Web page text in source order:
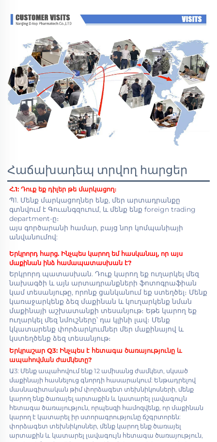
Հաճախադեպ տրվող հարցեր
Հ.1: Դուք եք դիլեր թե մարկացող։
Պ1. Մենք մարկացողներ ենք, մեր արտադրանքը
գտնվում է Գուանգզուում, և մենք ենք foreign trading
department-ը։
այս գործարանի համար, բայց նոր կոմպանիայի
անվանումով:
Երկրորդ հարց. Ինչպես կարող եմ հասկանալ, որ այս
մաքինան ինձ համապատասխան է?
Երկրորդ պատասխան. Դուք կարող եք ուղարկել մեզ
նախագծի և այն արտադրանքների ֆոտոգրաֆիան
կամ տեսանյութը, որոնք ցանկանում եք ստեղծել։ Մենք
կառաջարկենք ձեզ մաքինան և կուղարկենք նման
մաքինայի աշխատանքի տեսանյութ։ Եթե կարող եք
ուղարկել մեզ նմուշները՝ դա կլինի լավ։ Մենք
կկատարենք փորձարկումներ մեր մաքինայով և
կստեղծենք ձեզ տեսանյութ։
Երկրաշար Q3: Ինչպես է հետագա ծառայությունը և
ապահովման ժամկետը?
Ա3: Մենք ապահովում ենք 12 ամիսանց ժամկետ, սկսած
մաքինայի հասնելուց գնորդի հասարակում: Ենթադրելով
մասնագիտական թիմ փորձագետ տեխնիկոսների, մենք
կարող ենք ծառայել արտաքին և կատարել լավագույն
հետագա ծառայություն, որպեսզի համոզվենք, որ մաքինան
կարող է կատարել իր ստորագրությունը ճշգրտորեն:
փորձագետ տեխնիկոսներ, մենք կարող ենք ծառայել
արտաքին և կատարել լավագույն հետագա ծառայություն,